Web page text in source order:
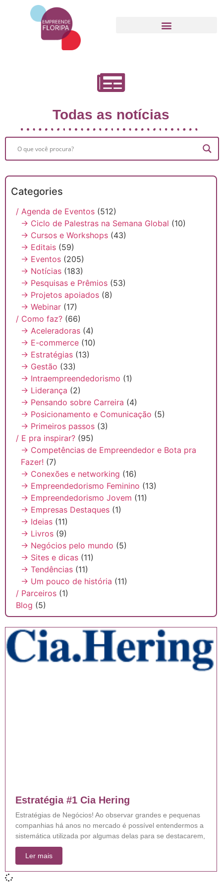
Todas as notícias
Estratégia #1 Cia Hering
Estratégias de Negócios! Ao observar grandes e pequenas
companhias há anos no mercado é possível entendermos a
sistemática utilizada por algumas delas para se destacarem,
Ler mais
Categories
/ Agenda de Eventos (512)
→ Ciclo de Palestras na Semana Global (10)
→ Cursos e Workshops (43)
→ Editais (59)
→ Eventos (205)
→ Notícias (183)
→ Pesquisas e Prêmios (53)
→ Projetos apoiados (8)
→ Webinar (17)
/ Como faz? (66)
→ Aceleradoras (4)
→ E-commerce (10)
→ Estratégias (13)
→ Gestão (33)
→ Intraempreendedorismo (1)
→ Liderança (2)
→ Pensando sobre Carreira (4)
→ Posicionamento e Comunicação (5)
→ Primeiros passos (3)
/ E pra inspirar? (95)
→ Competências de Empreendedor e Bota pra
Fazer! (7)
→ Conexões e networking (16)
→ Empreendedorismo Feminino (13)
→ Empreendedorismo Jovem (11)
→ Empresas Destaques (1)
→ Ideias (11)
→ Livros (9)
→ Negócios pelo mundo (5)
→ Sites e dicas (11)
→ Tendências (11)
→ Um pouco de história (11)
/ Parceiros (1)
Blog (5)